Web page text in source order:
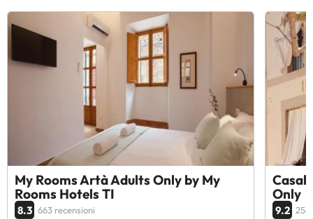
My Rooms Artà Adults Only by My
Rooms Hotels TI
8.3 663 recensioni
Casal
Only
9.2 256